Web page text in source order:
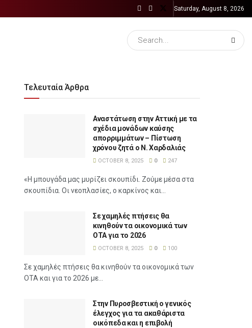
Saturday, August 8, 2026
Τελευταία Άρθρα
Αναστάτωση στην Αττική με τα
σχέδια μονάδων καύσης
απορριμμάτων – Πίστωση
χρόνου ζητά ο Ν. Χαρδαλιάς
OCTOBER 8, 2025 0 247
«Η μπουγάδα μας μυρίζει σκουπίδι. Ζούμε μέσα στα
σκουπίδια. Οι νεοπλασίες, ο καρκίνος και...
Σε χαμηλές πτήσεις θα
κινηθούν τα οικονομικά των
ΟΤΑ για το 2026
OCTOBER 8, 2025 0 100
Σε χαμηλές πτήσεις θα κινηθούν τα οικονομικά των
ΟΤΑ και για το 2026 με...
Στην Πυροσβεστική ο γενικός
έλεγχος για τα ακαθάριστα
οικόπεδα και η επιβολή